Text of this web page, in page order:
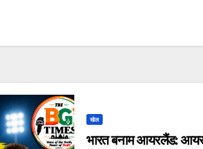
खेल
भारत बनाम आयरलैंड: